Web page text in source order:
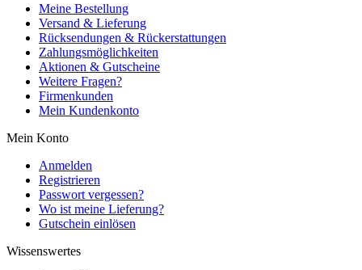
Meine Bestellung
Versand & Lieferung
Rücksendungen & Rückerstattungen
Zahlungsmöglichkeiten
Aktionen & Gutscheine
Weitere Fragen?
Firmenkunden
Mein Kundenkonto
Mein Konto
Anmelden
Registrieren
Passwort vergessen?
Wo ist meine Lieferung?
Gutschein einlösen
Wissenswertes